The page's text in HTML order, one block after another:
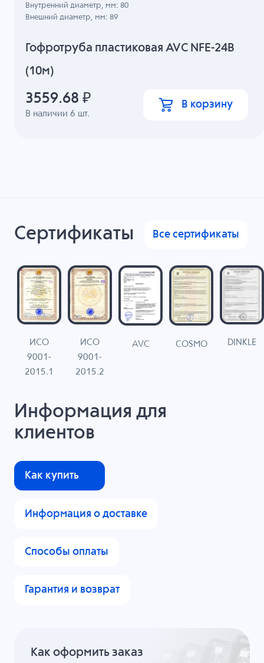
Гофротруба пластиковая AVC NFE-24B
(10м)
В наличии6 шт.
Внутренний диаметр, мм: 80
Внешний диаметр, мм: 89
3559.68 ₽ В корзину
Сертификаты Все сертификаты
ИСО
9001-
2015.1
ИСО
9001-
2015.2
AVC COSMO DINKLE
Информация для
клиентов
Как купить
Информация о доставке
Способы оплаты
Гарантия и возврат
Как оформить заказ